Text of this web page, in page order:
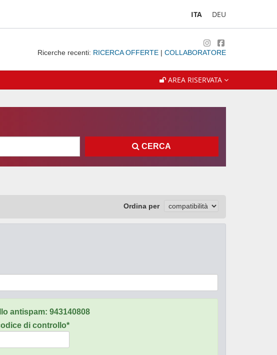
ITA DEU
Ricerche recenti: RICERCA OFFERTE | COLLABORATORE
AREA RISERVATA
CERCA
Ordina per
antispam: 943140808
di controllo*